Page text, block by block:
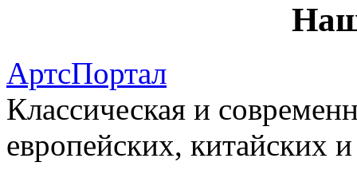
АртсПортал
Классическая и
европейских, китайских